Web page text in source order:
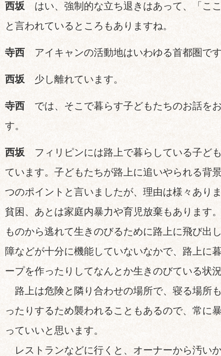
西坂 はい、強制的な立ち退きはあって、「こ
と言われているところもありますね。
寺西 アイキャンの活動地はいわゆる首都圏で
西坂 少し離れています。
寺西 では、そこで暮らす子どもたちのお話を
す。
西坂 フィリピンには路上で暮らしている子ど
ています。子どもたちが路上に追いやられる背
つのポイントと言いましたが、理由は様々あり
貧困、あとは家庭内暴力や育児放棄もあります
ものから逃れて生きのびるために路上に飛び出
障などが十分に機能していないなかで、路上に
ープを作ったりしてなんとか生きのびている状
路上は危険と隣り合わせの場所で、寝る場所
ったりするため襲われることもあるので、常に
っていいと思います。
レストランなどに行くと、オーナーから汚い